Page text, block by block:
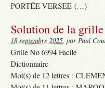
PORTÉE VERSEE (…)
Solution de la
18 septembre 2025, par Paul
Grille No 6994 Facile
Dictionnaire
Mot(s) de 12 lettres :